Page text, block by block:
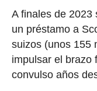
A finales de 2023
un préstamo a
suizos (unos 155
impulsar el brazo
convulso años